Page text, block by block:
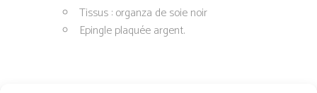
Tissus : organza de soie noir
Epingle plaquée argent.